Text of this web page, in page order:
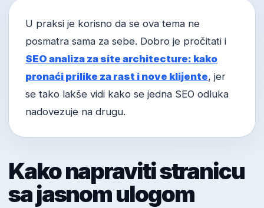
U praksi je korisno da se ova tema ne
posmatra sama za sebe. Dobro je pročitati i
SEO analiza za site architecture: kako
pronaći prilike za rast i nove klijente, jer
se tako lakše vidi kako se jedna SEO odluka
nadovezuje na drugu.
Kako napraviti stranicu
sa jasnom ulogom